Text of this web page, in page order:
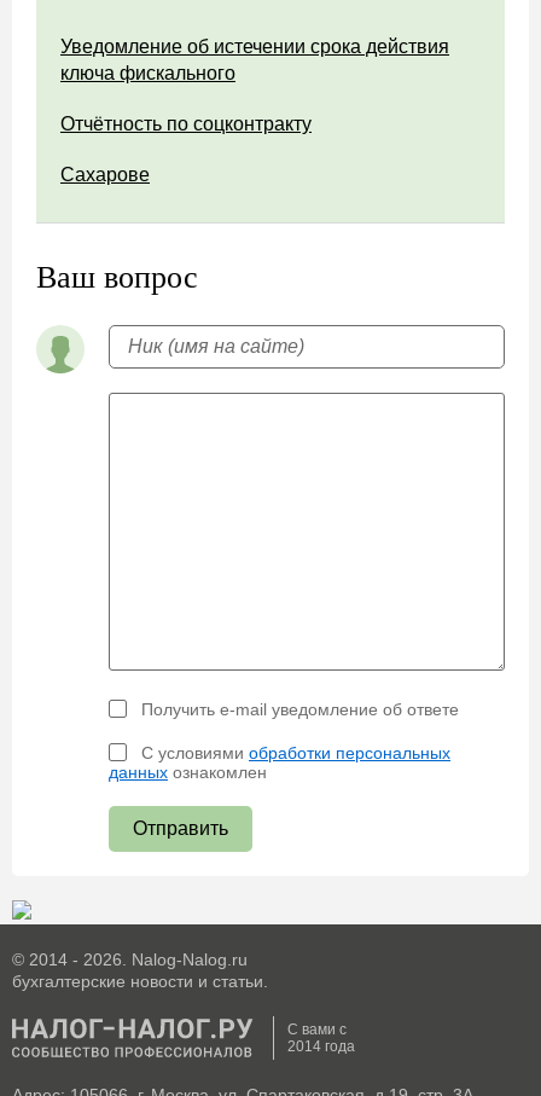
Уведомление об истечении срока действия
ключа фискального
Отчётность по соцконтракту
Сахарове
Ваш вопрос
Получить e-mail уведомление об ответе
С условиями обработки персональных
данных ознакомлен
Отправить
© 2014 - 2026. Nalog-Nalog.ru
бухгалтерские новости и статьи.
С вами с
2014 года